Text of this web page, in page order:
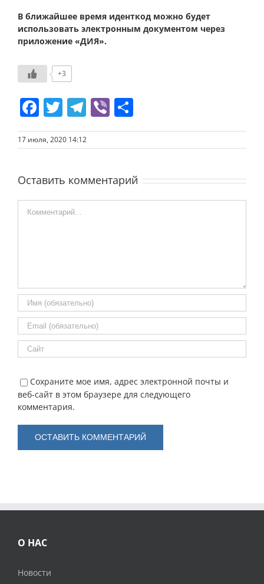
В ближайшее время иденткод можно будет
использовать электронным документом через
приложение «ДИЯ».
+3
Facebook
Twitter
Telegram
Viber
17 июля, 2020 14:12
Оставить комментарий
Сохраните мое имя, адрес электронной почты и
веб-сайт в этом браузере для следующего
комментария.
О НАС
Новости